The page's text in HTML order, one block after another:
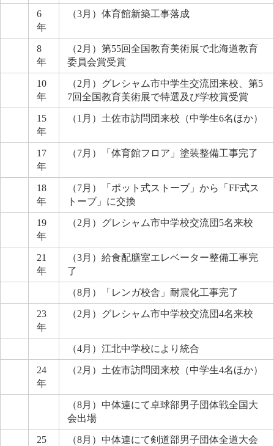
6
年
（3月）体育館新築工事落成
8
年
（2月）第55回全国教育美術展で北海道教育
委員会賞受賞
10
年
（2月）グレシャム市中学生交流団来校、第5
7回全国教育美術展で特選及び学校賞受賞
15
年
（1月）土佐市訪問団来校（中学生6名ほか）
17
年
（7月）「体育館フロア」塗装整備工事完了
18
年
（7月）「ポット式ストーブ」から「FF式ス
トーブ」に交換
19
年
（2月）グレシャム市中学校交流団5名来校
21
年
（3月）給食配膳室エレベーター整備工事完
了
（8月）「レンガ校舎」耐震化工事完了
23
年
（2月）グレシャム市中学校交流団4名来校
（4月）江北中学校により統合
24
年
（2月）土佐市訪問団来校（中学生4名ほか）
（8月）中体連にて卓球部男子団体戦全国大
会出場
25 （8月）中体連にて剣道部男子団体全道大会